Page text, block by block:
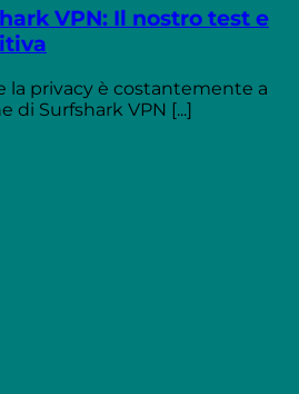
VPN: Il nostro test e
la privacy è costantemente a
di Surfshark VPN [...]